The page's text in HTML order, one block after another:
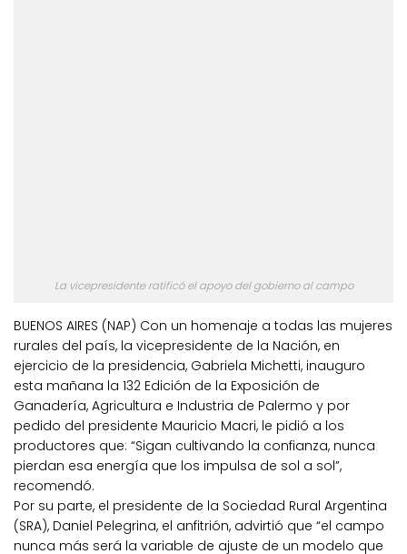
La vicepresidente ratificó el apoyo del gobierno al campo
BUENOS AIRES (NAP) Con un homenaje a todas las mujeres
rurales del país, la vicepresidente de la Nación, en
ejercicio de la presidencia, Gabriela Michetti, inauguro
esta mañana la 132 Edición de la Exposición de
Ganadería, Agricultura e Industria de Palermo y por
pedido del presidente Mauricio Macri, le pidió a los
productores que: “Sigan cultivando la confianza, nunca
pierdan esa energía que los impulsa de sol a sol”,
recomendó.
Por su parte, el presidente de la Sociedad Rural Argentina
(SRA), Daniel Pelegrina, el anfitrión, advirtió que “el campo
nunca más será la variable de ajuste de un modelo que